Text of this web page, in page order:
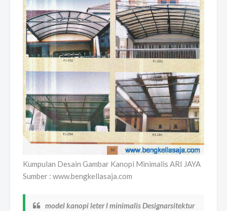
Kumpulan Desain Gambar Kanopi Minimalis ARI JAYA
Sumber : www.bengkellasaja.com
model kanopi leter l minimalis Designarsitektur